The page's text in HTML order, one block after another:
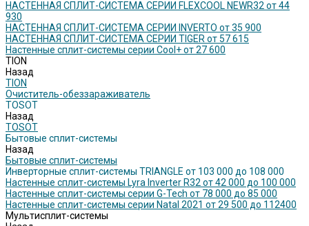
НАСТЕННАЯ СПЛИТ-СИСТЕМА СЕРИИ FLEXCOOL NEWR32 от 44
930
НАСТЕННАЯ СПЛИТ-СИСТЕМА СЕРИИ INVERTO от 35 900
НАСТЕННАЯ СПЛИТ-СИСТЕМА СЕРИИ TIGER от 57 615
Настенные сплит-системы серии Cool+ от 27 600
TION
Назад
TION
Очиститель-обеззараживатель
TOSOT
Назад
TOSOT
Бытовые сплит-системы
Назад
Бытовые сплит-системы
Инверторные сплит-системы TRIANGLE от 103 000 до 108 000
Настенные сплит-системы Lyra Inverter R32 от 42 000 до 100 000
Настенные сплит-системы серии G-Tech от 78 000 до 85 000
Настенные сплит-системы серии Natal 2021 от 29 500 до 112400
Мультисплит-системы